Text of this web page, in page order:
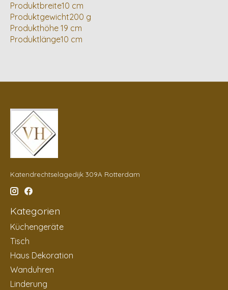
Produktbreite10 cm
Produktgewicht200 g
Produkthöhe 19 cm
Produktlänge10 cm
Katendrechtselagedijk 309A Rotterdam
Kategorien
Küchengeräte
Tisch
Haus Dekoration
Wanduhren
Linderung